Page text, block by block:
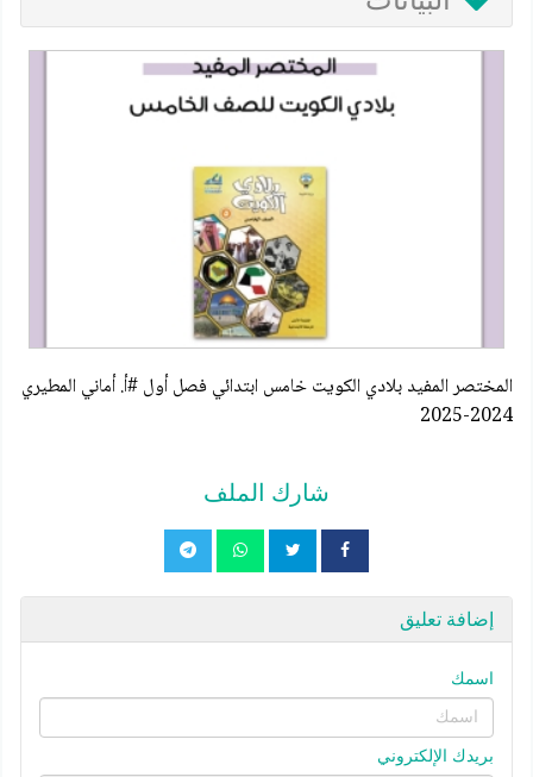
المختصر المفيد بلادي الكويت خامس ابتدائي فصل أول #أ. أماني المطيري
2024-2025
شارك الملف
إضافة تعليق
اسمك
بريدك الإلكتروني